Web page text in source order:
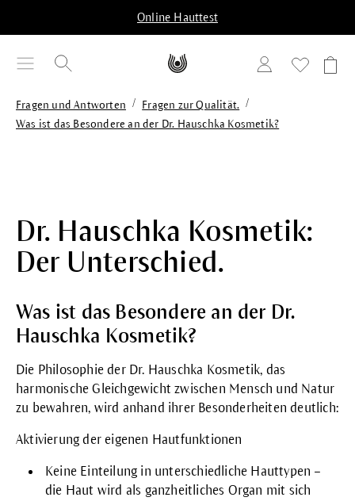
Online Hauttest
Fragen und Antworten / Fragen zur Qualität. /
Was ist das Besondere an der Dr. Hauschka Kosmetik?
Dr. Hauschka Kosmetik:
Der Unterschied.
Was ist das Besondere an der Dr.
Hauschka Kosmetik?
Die Philosophie der Dr. Hauschka Kosmetik, das
harmonische Gleichgewicht zwischen Mensch und Natur
zu bewahren, wird anhand ihrer Besonderheiten deutlich:
Aktivierung der eigenen Hautfunktionen
Keine Einteilung in unterschiedliche Hauttypen –
die Haut wird als ganzheitliches Organ mit sich